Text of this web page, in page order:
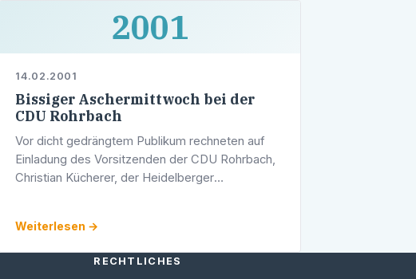
2001
14.02.2001
Bissiger Aschermittwoch bei der
CDU Rohrbach
Vor dicht gedrängtem Publikum rechneten auf
Einladung des Vorsitzenden der CDU Rohrbach,
Christian Kücherer, der Heidelberger
…
Weiterlesen →
RECHTLICHES